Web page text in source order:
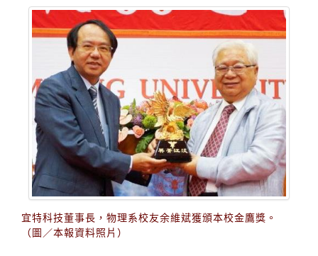
宜特科技董事長，物理系校友余維斌獲頒本校金鷹獎。
（圖／本報資料照片）